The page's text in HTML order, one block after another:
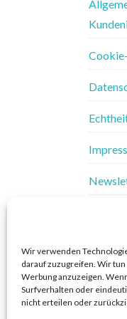
Wir verwenden
darauf zuzugreifen. Wir
Werbung anzuzeigen.
Surfverhalten oder
nicht erteilen oder